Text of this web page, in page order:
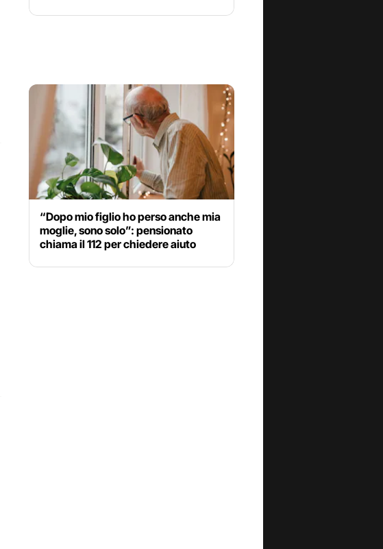
“Dopo mio figlio ho perso anche mia
moglie, sono solo”: pensionato
chiama il 112 per chiedere aiuto